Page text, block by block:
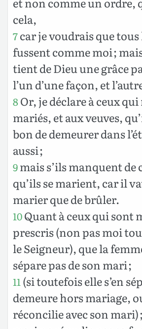
cela,
7car je voudrais que
fussent comme moi ;
tient de Dieu une grâce
l’un d’une façon, et
8Or, je déclare à ceux
mariés, et aux veuves,
bon de demeurer dans
aussi ;
9mais s’ils manquent
qu’ils se marient, car il
marier que de brûler.
10Quant à ceux qui sont
prescris (non pas moi
le Seigneur), que la
sépare pas de son mari ;
11(si toutefois elle s’en
demeure hors mariage,
réconcilie avec son mari)